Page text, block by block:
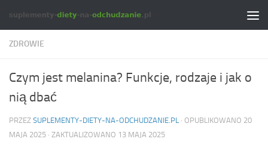
Skip to content
ZDROWIE
Czym jest melanina? Funkcje, rodzaje i jak o
nią dbać
PRZEZ SUPLEMENTY-DIETY-NA-ODCHUDZANIE.PL · OPUBLIKOWANO 20
MAJA 2025 · ZAKTUALIZOWANO 13 MAJA 2025